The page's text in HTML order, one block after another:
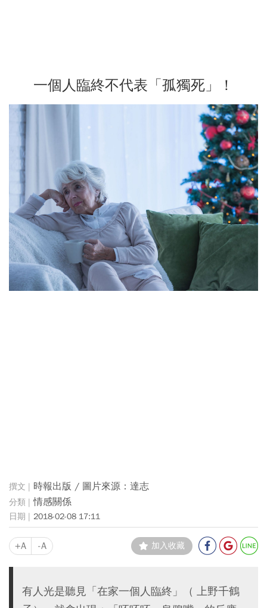
一個人臨終不代表「孤獨死」！
時報出版 / 圖片來源：達志
情感關係
2018-02-08 17:11
+A -A 加入收藏
有人光是聽見「在家一個人臨終」（ 上野千鶴